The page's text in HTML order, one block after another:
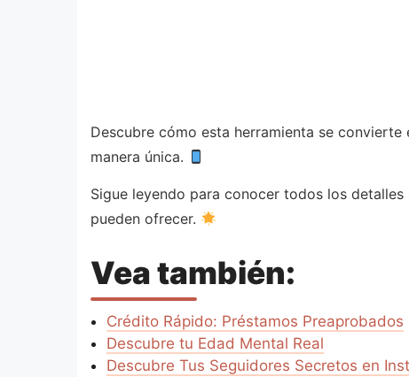
Descubre cómo esta herramienta se
manera única.
Sigue leyendo para conocer todos los
pueden ofrecer.
Vea también:
Crédito Rápido: Préstamos Preaprobados
Descubre tu Edad Mental Real
Descubre Tus Seguidores Secretos en